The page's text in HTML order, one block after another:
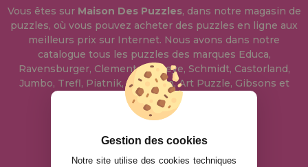
Vous êtes sur Maison Des Puzzles, dans notre magasin de
puzzles, où vous pouvez acheter des puzzles en ligne aux
meilleurs prix sur Internet. Nous avons dans notre
catalogue tous les puzzles des marques Educa,
Ravensburger, Clementoni, Heye, Schmidt, Castorland,
Jumbo, Trefl, Piatnik, Anatolian, Art Puzzle, Gibsons et
bien d'autres.
info@maisondespuzzles.fr
Gestion des cookies
Notre site utilise des cookies techniques